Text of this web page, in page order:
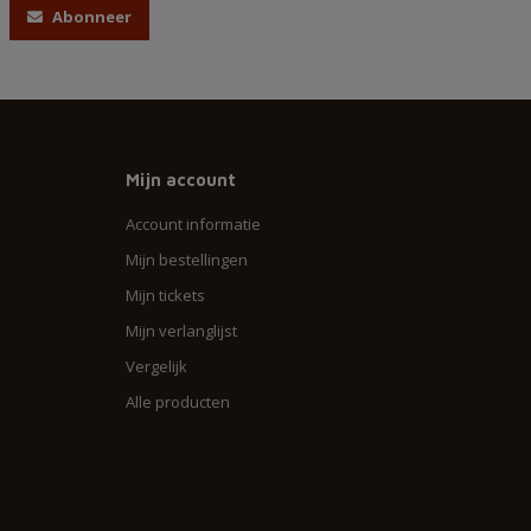
Abonneer
Mijn account
Account informatie
Mijn bestellingen
Mijn tickets
Mijn verlanglijst
Vergelijk
Alle producten